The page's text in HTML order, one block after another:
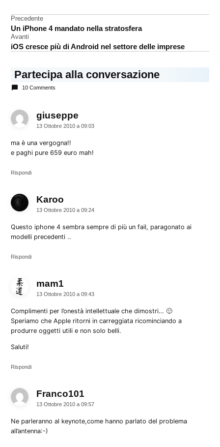
analisi
iPhone
Navigazione
articoli
Precedente
Un iPhone 4 mandato nella stratosfera
Avanti
iOS cresce più di Android nel settore delle imprese
Partecipa alla conversazione
10 Comments
giuseppe
13 Ottobre 2010 a 09:03
ma è una vergogna!!
e paghi pure 659 euro mah!
Rispondi
Karoo
13 Ottobre 2010 a 09:24
Questo iphone 4 sembra sempre di più un fail, paragonato ai
modelli precedenti ..
Rispondi
mam1
13 Ottobre 2010 a 09:43
Complimenti per l’onestà intellettuale che dimostri… 🙂
Speriamo che Apple ritorni in carreggiata ricominciando a
produrre oggetti utili e non solo belli.
Saluti!
Rispondi
Franco101
13 Ottobre 2010 a 09:57
Ne parleranno al keynote,come hanno parlato del problema
all’antenna:-)